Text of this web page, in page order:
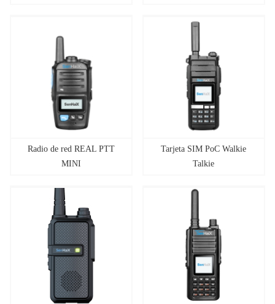
Radio de red REAL PTT
MINI
Tarjeta SIM PoC Walkie
Talkie